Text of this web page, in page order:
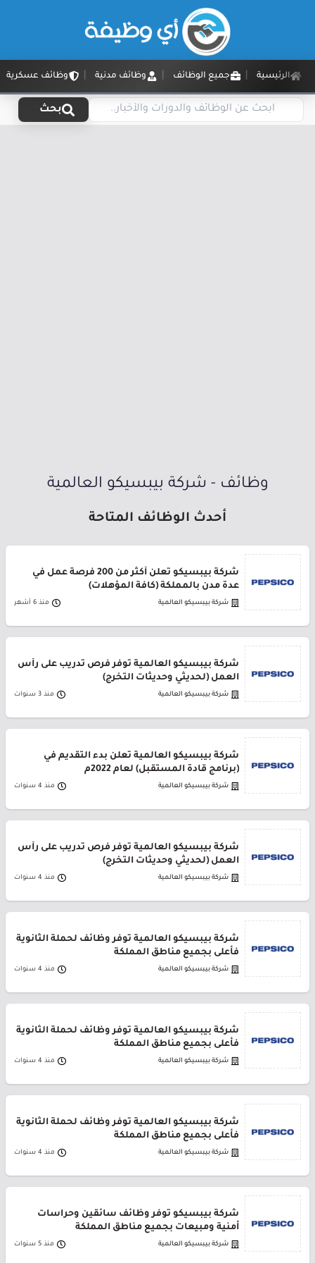
الرئيسية جميع الوظائف وظائف مدنية وظائف عسكرية
بحث
وظائف - شركة بيبسيكو العالمية
أحدث الوظائف المتاحة
شركة بيبسيكو تعلن أكثر من 200 فرصة عمل في
عدة مدن بالمملكة (كافة المؤهلات)
شركة بيبسيكو العالمية منذ 6 أشهر
شركة بيبسيكو العالمية توفر فرص تدريب على رأس
العمل (لحديثي وحديثات التخرج)
شركة بيبسيكو العالمية منذ 3 سنوات
شركة بيبسيكو العالمية تعلن بدء التقديم في
(برنامج قادة المستقبل) لعام 2022م
شركة بيبسيكو العالمية منذ 4 سنوات
شركة بيبسيكو العالمية توفر فرص تدريب على رأس
العمل (لحديثي وحديثات التخرج)
شركة بيبسيكو العالمية منذ 4 سنوات
شركة بيبسيكو العالمية توفر وظائف لحملة الثانوية
فأعلى بجميع مناطق المملكة
شركة بيبسيكو العالمية منذ 4 سنوات
شركة بيبسيكو العالمية توفر وظائف لحملة الثانوية
فأعلى بجميع مناطق المملكة
شركة بيبسيكو العالمية منذ 4 سنوات
شركة بيبسيكو العالمية توفر وظائف لحملة الثانوية
فأعلى بجميع مناطق المملكة
شركة بيبسيكو العالمية منذ 4 سنوات
شركة بيبسيكو توفر وظائف سائقين وحراسات
أمنية ومبيعات بجميع مناطق المملكة
شركة بيبسيكو العالمية منذ 5 سنوات